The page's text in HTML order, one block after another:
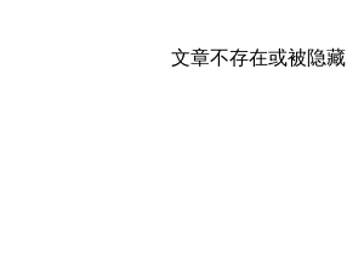
文章不存在或被隐藏